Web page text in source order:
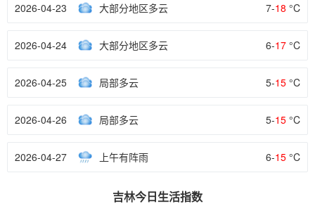
2026-04-23 大部分地区多云 7-18 °C
2026-04-24 大部分地区多云 6-17 °C
2026-04-25 局部多云 5-15 °C
2026-04-26 局部多云 5-15 °C
2026-04-27 上午有阵雨 6-15 °C
吉林今日生活指数